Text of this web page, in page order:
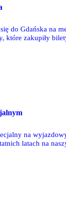
do Gdańska na
które zakupiły
na
latach na